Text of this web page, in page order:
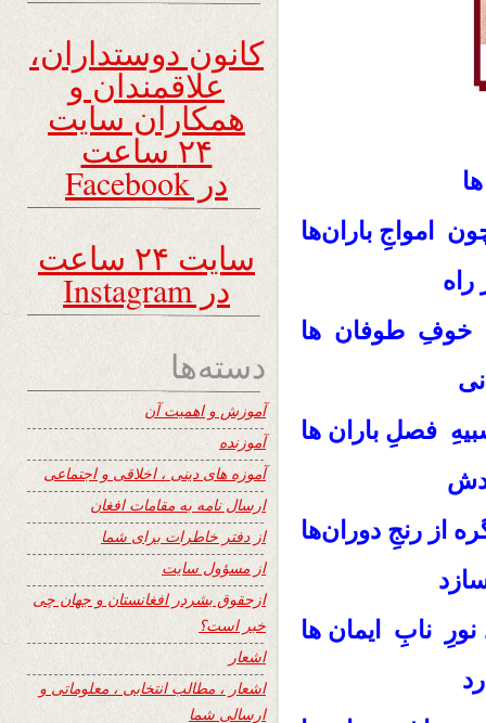
امواجِ باران‌ها
خوفِ طوفان‌ ها
فصلِ باران‌ ها
از رنجِ دوران‌ها
نابِ ایمان‌ ها
کانون دوستداران،
علاقمندان و
همکاران سایت
۲۴ ساعت
در Facebook
سایت ۲۴ ساعت
در Instagram
دسته‌ها
آموزش و اهمیت آن
آموزنده
آموزه های دینی ، اخلاقی و اجتماعی
ارسال نامه به مقامات افغان
از دفتر خاطرات برای شما
از مسؤول سایت
ازحقوق بشردر افغانستان و جهان چی
خبر است؟
اشعار
اشعار ، مطالب انتخابی ، معلوماتی و
ارسالی شما